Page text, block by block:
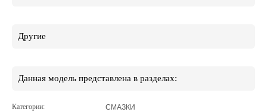
Другие
Данная модель представлена в разделах:
Категории: СМАЗКИ